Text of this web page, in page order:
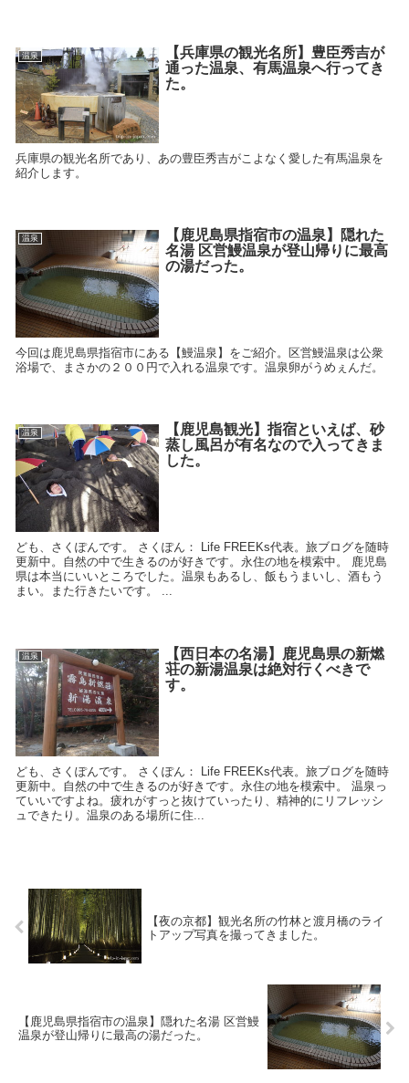
温泉
【兵庫県の観光名所】豊臣秀吉が
通った温泉、有馬温泉へ行ってき
た。
兵庫県の観光名所であり、あの豊臣秀吉がこよなく愛した有馬温泉を
紹介します。
温泉
【鹿児島県指宿市の温泉】隠れた
名湯 区営鰻温泉が登山帰りに最高
の湯だった。
今回は鹿児島県指宿市にある【鰻温泉】をご紹介。区営鰻温泉は公衆
浴場で、まさかの２００円で入れる温泉です。温泉卵がうめぇんだ。
温泉
【鹿児島観光】指宿といえば、砂
蒸し風呂が有名なので入ってきま
した。
ども、さくぽんです。 さくぽん： Life FREEKs代表。旅ブログを随時
更新中。自然の中で生きるのが好きです。永住の地を模索中。 鹿児島
県は本当にいいところでした。温泉もあるし、飯もうまいし、酒もう
まい。また行きたいです。 ...
温泉
【西日本の名湯】鹿児島県の新燃
荘の新湯温泉は絶対行くべきで
す。
ども、さくぽんです。 さくぽん： Life FREEKs代表。旅ブログを随時
更新中。自然の中で生きるのが好きです。永住の地を模索中。 温泉っ
ていいですよね。疲れがすっと抜けていったり、精神的にリフレッシ
ュできたり。温泉のある場所に住...
【夜の京都】観光名所の竹林と渡月橋のライ
トアップ写真を撮ってきました。
【鹿児島県指宿市の温泉】隠れた名湯 区営鰻
温泉が登山帰りに最高の湯だった。